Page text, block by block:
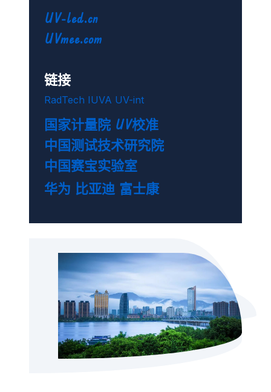
UV-led.cn
UVmee.com
链接
RadTech IUVA UV-int
国家计量院 UV校准
中国测试技术研究院
中国赛宝实验室
华为 比亚迪 富士康